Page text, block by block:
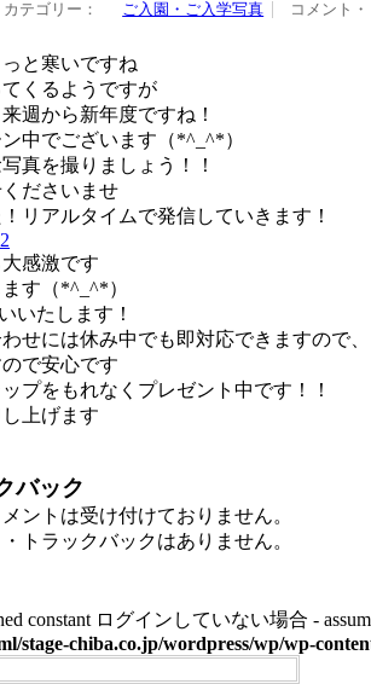
カテゴリー： ご入園・ご入学写真 コメント
と寒いですね
くるようですが
週から新年度ですね！
中でございます（*^_^*）
真を撮りましょう！！
ださいませ
リアルタイムで発信していきます！
感激です
す（*^_^*）
いたします！
せには休み中でも即対応できますので
で安心です
プをもれなくプレゼント中です！！
上げます
バック
ントは受け付けておりません。
トラックバックはありません。
constant ログインしていない場合 -
stage-chiba.co.jp/wordpress/wp/wp-